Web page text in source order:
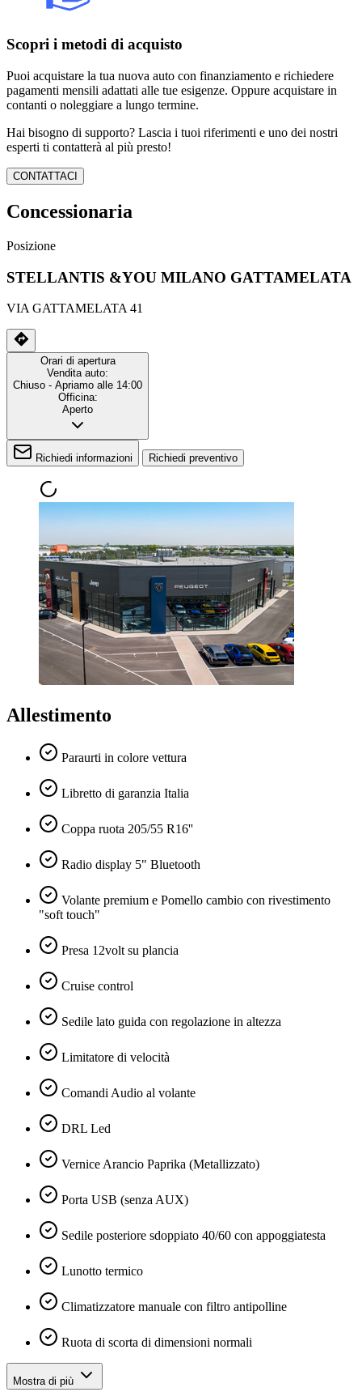
Scopri i metodi di acquisto
Puoi acquistare la tua nuova auto con finanziamento e richiedere
pagamenti mensili adattati alle tue esigenze. Oppure acquistare in
contanti o noleggiare a lungo termine.
Hai bisogno di supporto? Lascia i tuoi riferimenti e uno dei nostri
esperti ti contatterà al più presto!
CONTATTACI
Concessionaria
Posizione
STELLANTIS &YOU MILANO GATTAMELATA
VIA GATTAMELATA 41
Orari di apertura
Vendita auto:
Chiuso - Apriamo alle 14:00
Officina:
Aperto
Richiedi informazioni Richiedi preventivo
Allestimento
Paraurti in colore vettura
Libretto di garanzia Italia
Coppa ruota 205/55 R16''
Radio display 5" Bluetooth
Volante premium e Pomello cambio con rivestimento
"soft touch"
Presa 12volt su plancia
Cruise control
Sedile lato guida con regolazione in altezza
Limitatore di velocità
Comandi Audio al volante
DRL Led
Vernice Arancio Paprika (Metallizzato)
Porta USB (senza AUX)
Sedile posteriore sdoppiato 40/60 con appoggiatesta
Lunotto termico
Climatizzatore manuale con filtro antipolline
Ruota di scorta di dimensioni normali
Mostra di più